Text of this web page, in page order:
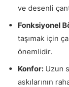
ve desenli
Fonksiyonel
taşımak için
önemlidir.
Konfor: Uzun
askılarının